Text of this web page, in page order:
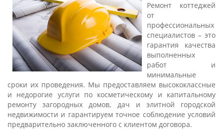
Ремонт коттеджей
от
профессиональных
специалистов – это
гарантия качества
выполненных
работ и
минимальные
сроки их проведения. Мы предоставляем высококлассные
и недорогие услуги по косметическому и капитальному
ремонту загородных домов, дач и элитной городской
недвижимости и гарантируем точное соблюдение условий
предварительно заключенного с клиентом договора.